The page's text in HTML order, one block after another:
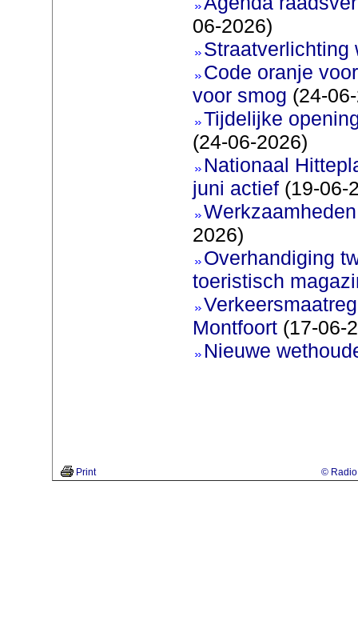
06-2026)
Straatverlichting
Code oranje
voor smog (24-
Tijdelijke
(24-06-2026)
Nationaal
juni actief(19-06-
2026)
Overhandiging
toeristisch
Montfoort(17-06-
Nieuwe
Print © Radio